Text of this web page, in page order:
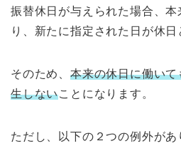
振替休日が与えられた場合、
り、新たに指定された日が休日
そのため、 本来の休日に働い
生しないことになります。
ただし、以下の２つの例外があ